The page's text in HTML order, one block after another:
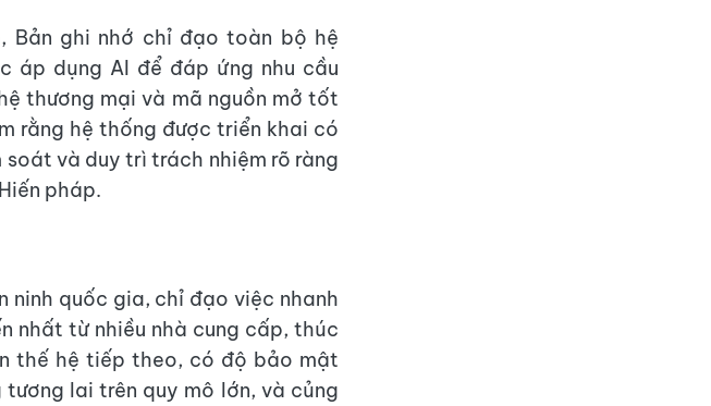
Bản ghi nhớ chỉ đạo toàn bộ hệ
áp dụng AI để đáp ứng nhu cầu
thương mại và mã nguồn mở tốt
rằng hệ thống được triển khai có
và duy trì trách nhiệm rõ ràng
pháp.
ninh quốc gia, chỉ đạo việc nhanh
nhất từ ​​nhiều nhà cung cấp, thúc
thế hệ tiếp theo, có độ bảo mật
lai trên quy mô lớn, và củng